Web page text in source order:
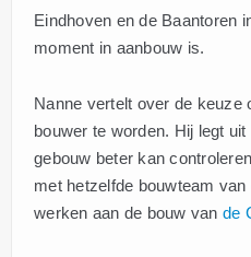
Eindhoven en de Baantoren
moment in aanbouw is.
Nanne vertelt over de keuze
bouwer te worden. Hij legt
gebouw beter kan
met hetzelfde bouwteam van
werken aan de bouw van de